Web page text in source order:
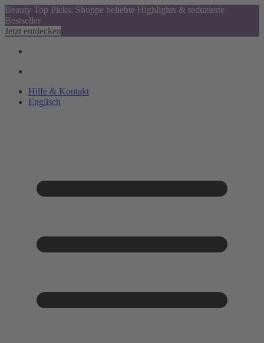
Beauty Top Picks: Shoppe beliebte Highlights & reduzierte
Bestseller
Jetzt entdecken
Hilfe & Kontakt
Englisch